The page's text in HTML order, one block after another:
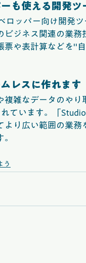
も使える開発ツ
ロッパー向け開発
ビジネス関連の業
票や表計算などを"
レスに作れます
複雑なデータのや
れています。「
より広い範囲の業
う